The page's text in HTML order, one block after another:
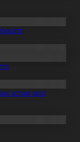
астам жол